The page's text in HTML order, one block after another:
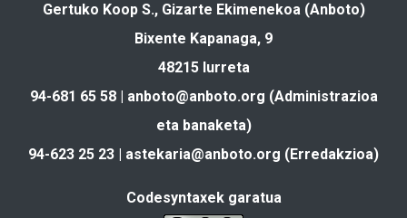
Gertuko Koop S., Gizarte Ekimenekoa (Anboto)
Bixente Kapanaga, 9
48215 Iurreta
94-681 65 58 | anboto@anboto.org (Administrazioa
eta banaketa)
94-623 25 23 | astekaria@anboto.org (Erredakzioa)
Codesyntaxek garatua